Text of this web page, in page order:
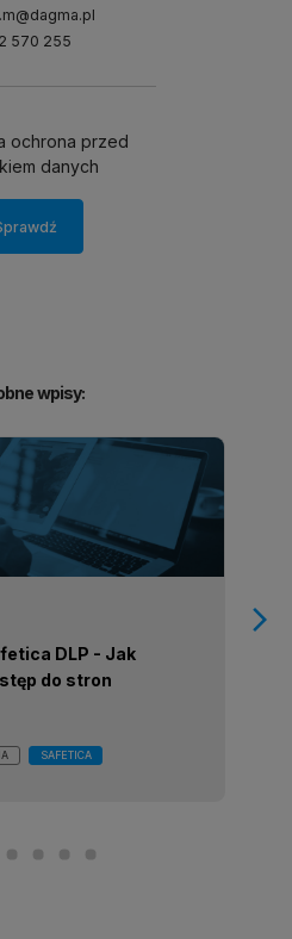
570 255
ochrona przed
danych
wpisy:
DLP - Jak
do stron
SAFETICA
arrow_forward_ios